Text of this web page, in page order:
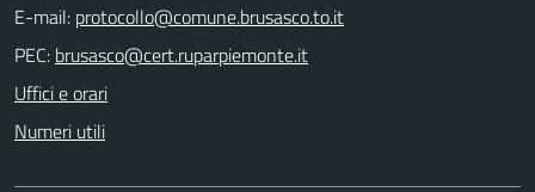
E-mail:
PEC:
Uffici e orari
Numeri utili